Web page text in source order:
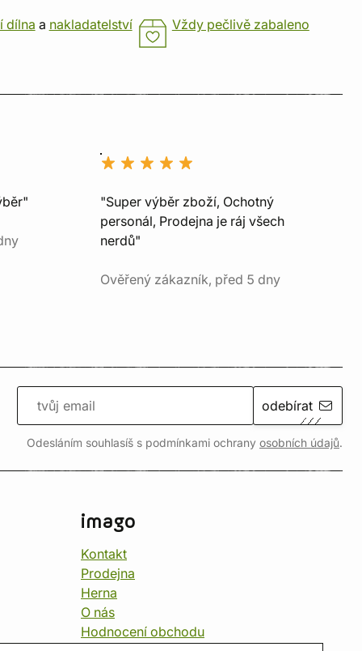
dílna a nakladatelství Vždy pečlivě zabaleno
"Super výběr zboží, Ochotný
personál, Prodejna je ráj všech
nerdů"
Ověřený zákazník, před 5 dny
odebírat
Odesláním souhlasíš s podmínkami ochrany osobních údajů.
imago
Kontakt
Prodejna
Herna
O nás
Hodnocení obchodu